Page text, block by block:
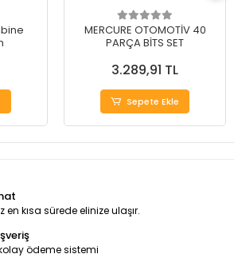
MERCURE OTOMOTİV 40
PARÇA BİTS SET
3.289,91 TL
Sepete Ekle
en kısa sürede elinize ulaşır.
ödeme sistemi